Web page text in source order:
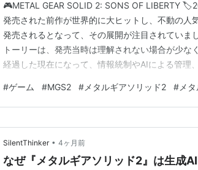
Best
コナミデジタルエ
発売日: 2007/11/29
メディア:Video Game
購入: 4人 クリック: 58回
THE DOCUMENT OF
出版社/メーカー:
発売日:2002/09/12
メディア:
Video Game
🎮METAL GEAR SOLID 2: SONS OF LIBERTY
発売された前作が世界的に大ヒットし、不動の人
発売されるとなって、その展開が注目されていま
トーリーは、発売当時は理解されない場合が少
経過した現在になって、情報統制やAIによる管理
た感があります。 小島監督は、SFや科学の先端
#ゲーム #MGS2 # メタルギアソリッド2 # メ
SilentThinker • 4ヶ月前
なぜ『メタルギアソリッド2』は生成